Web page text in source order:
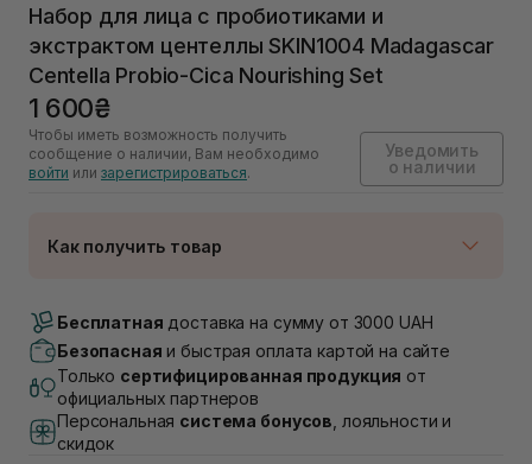
Набор для лица с пробиотиками и
экстрактом центеллы SKIN1004 Madagascar
Centella Probio-Cica Nourishing Set
1 600₴
Чтобы иметь возможность получить
сообщение о наличии, Вам необходимо
войти или зарегистрироваться.
Уведомить
о наличии
Как получить товар
Нет в наличии!
Самовывоз г. Луцк, Винниченка 4
Самовывоз г. Львов, ул. Академика Подстригача,
1В (Duck's Lake)
Нет в наличии!
Самовывоз Львов (Ивана Франко 36)
Бесплатная доставка на сумму от 3000 UAH
Безопасная и быстрая оплата картой на сайте
Только сертифицированная продукция от
официальных партнеров
Персональная система бонусов , лояльности и
скидок